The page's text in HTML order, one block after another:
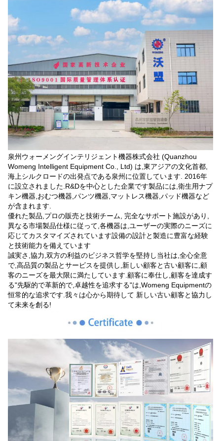
泉州ウォーメングインテリジェント機器株式会社 (Quanzhou
Womeng Intelligent Equipment Co., Ltd) は,東アジアの文化首都,
海上シルクロードの出発点である泉州に位置しています. 2016年
に設立されました.R&Dを中心とした企業です製品には,衛生用ナプ
キン機器,おむつ機器,パンツ機器,マットレス機器,パッド機器など
が含まれます.
優れた製品,プロの販売と技術チーム, 完全なサポート施設があり,
異なる市場製品仕様に従って,各機器は,ユーザーの実際のニーズに
応じてカスタマイズされています設備の設計と製造に豊富な経験
と技術能力を備えています
誠実さ,協力,双方の利益のビジネス哲学を堅持し当社は,全心全意
で,高品質の製品とサービスを提供し,新しい顧客と古い顧客に,顧
客のニーズを最大限に満たしています.顧客に奉仕し,顧客を達成す
る"先駆的で革新的で,卓越性を追求する"は,Womeng Equipmentの
恒常的な追求です.我々は心から期待して 新しい古い顧客と協力し
て未来を創る!